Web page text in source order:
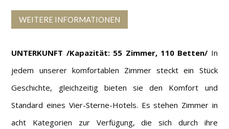
WEITERE INFORMATIONEN
UNTERKUNFT /Kapazität: 55 Zimmer, 110 Betten/ In
jedem unserer komfortablen Zimmer steckt ein Stück
Geschichte, gleichzeitig bieten sie den Komfort und
Standard eines Vier-Sterne-Hotels. Es stehen Zimmer in
acht Kategorien zur Verfügung, die sich durch ihre